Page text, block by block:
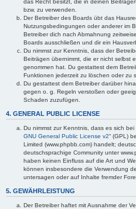
das Recht besitzt, die in deinen
bzw. zu verwenden.
Der Betreiber des Boards übt das
Nutzungsbedingungen oder anderer im
Betreiber dich nach Abmahnung
Boards ausschließen und dir ein
Du nimmst zur Kenntnis, dass der
Beiträgen übernimmt, die er nicht selbst
genommen hat. Du gestattest dem
Funktionen jederzeit zu löschen oder zu
Du gestattest dem Betreiber darüber
gegen o. g. Regeln verstoßen oder
Schaden zuzufügen.
4. GENERAL PUBLIC LICENSE
Du nimmst zur Kenntnis, dass es sich bei
GNU General Public License v2“ (GPL)
Limited (www.phpbb.com) handelt;
deutschsprachige Community unter
haben keinen Einfluss auf die Art und
können insbesondere die Verwendung
untersagen oder auf Inhalte fremder
5. GEWÄHRLEISTUNG
Der Betreiber haftet mit Ausnahme der